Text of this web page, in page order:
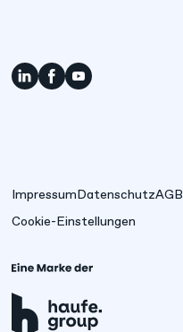
ImpressumDatenschutzAGB
Cookie-Einstellungen